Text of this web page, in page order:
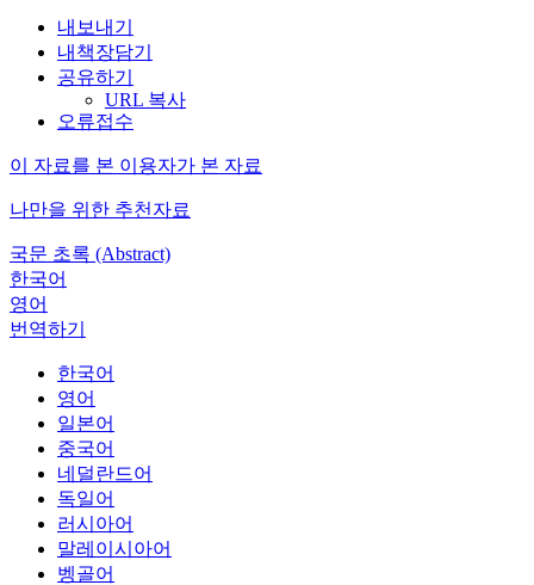
내보내기
내책장담기
공유하기
URL 복사
오류접수
이 자료를 본 이용자가 본 자료
나만을 위한 추천자료
국문 초록 (Abstract)
한국어
영어
번역하기
한국어
영어
일본어
중국어
네덜란드어
독일어
러시아어
말레이시아어
벵골어